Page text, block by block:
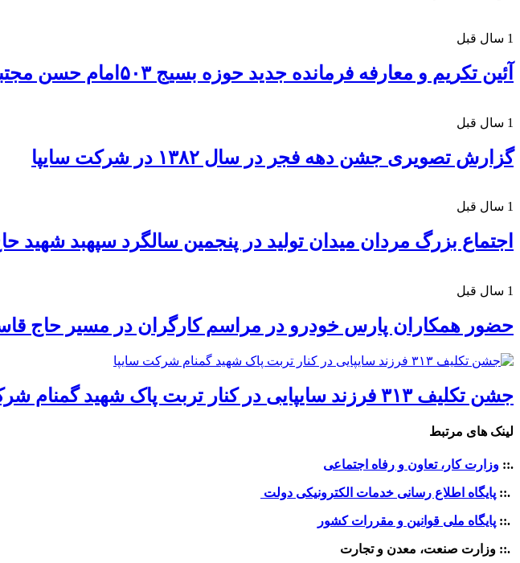
1 سال قبل
آئین تکریم و معارفه فرمانده جدید حوزه بسیج ۵۰۳امام حسن مجتبی(ع) و معرفی شهید شاخص سال ۱۴۰۴ گروه سایپا
1 سال قبل
گزارش تصویری جشن دهه فجر در سال ۱۳۸۲ در شرکت سایپا
1 سال قبل
اجتماع بزرگ مردان میدان تولید در پنجمین سالگرد سپهبد
1 سال قبل
حضور همکاران پارس خودرو در مراسم کارگران در مسیر حاج
جشن تکلیف ۳۱۳ فرزند سایپایی در کنار تربت پاک شهید گمنام شرکت سایپا
لینک های مرتبط
.:: وزارت کار، تعاون و رفاه اجتماعی
.:: پایگاه اطلاع رسانی خدمات الکترونیکی دولت
.:: پایگاه ملی قوانین و مقررات کشور
.:: وزارت صنعت، معدن و تجارت